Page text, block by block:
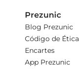
Prezunic
Blog Prezunic
Código de Ética
Encartes
App Prezunic